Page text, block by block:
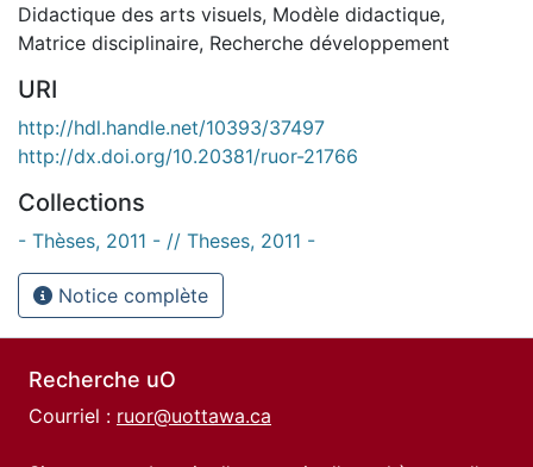
Didactique des arts visuels, Modèle didactique,
Matrice disciplinaire, Recherche développement
URI
http://hdl.handle.net/10393/37497
http://dx.doi.org/10.20381/ruor-21766
Collections
- Thèses, 2011 - // Theses, 2011 -
Notice complète
Recherche uO
Courriel : ruor@uottawa.ca